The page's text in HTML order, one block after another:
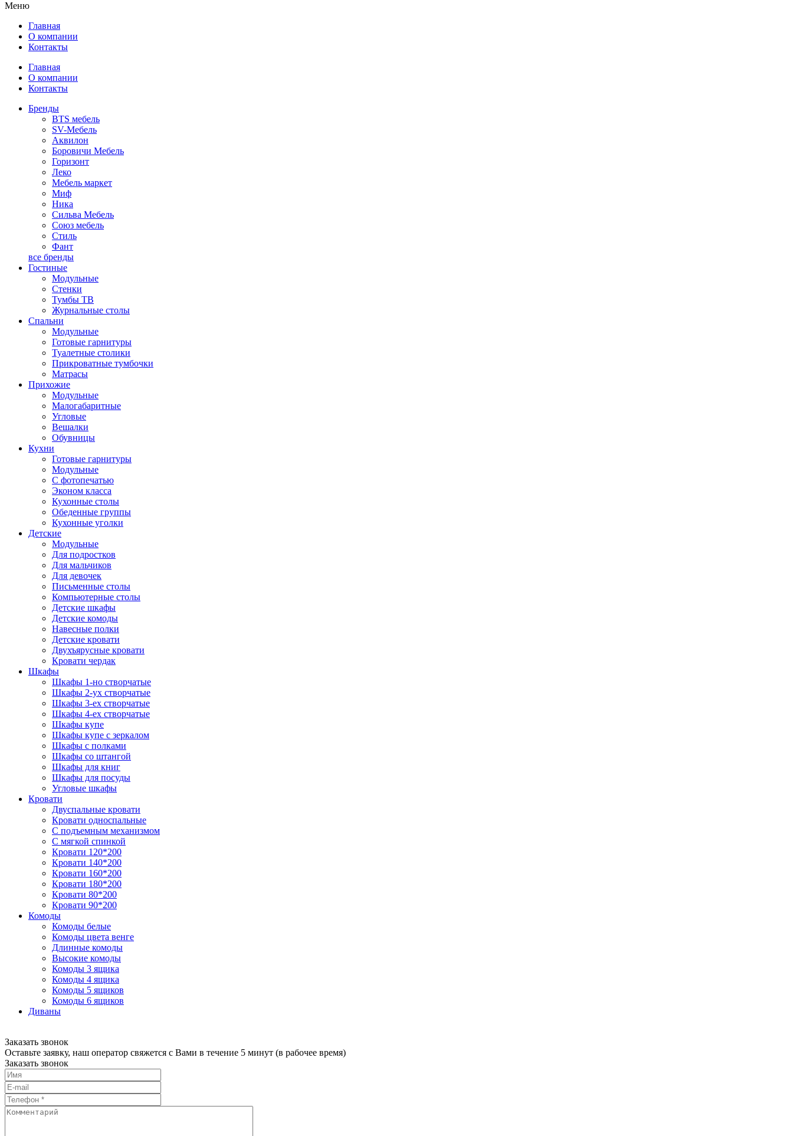
Меню
Главная
О компании
Контакты
Главная
О компании
Контакты
Бренды
BTS мебель
SV-Мебель
Аквилон
Боровичи Мебель
Горизонт
Леко
Мебель маркет
Миф
Ника
Сильва Мебель
Союз мебель
Стиль
Фант
все бренды
Гостиные
Модульные
Стенки
Тумбы ТВ
Журнальные столы
Спальни
Модульные
Готовые гарнитуры
Туалетные столики
Прикроватные тумбочки
Матрасы
Прихожие
Модульные
Малогабаритные
Угловые
Вешалки
Обувницы
Кухни
Готовые гарнитуры
Модульные
С фотопечатью
Эконом класса
Кухонные столы
Обеденные группы
Кухонные уголки
Детские
Модульные
Для подростков
Для мальчиков
Для девочек
Письменные столы
Компьютерные столы
Детские шкафы
Детские комоды
Навесные полки
Детские кровати
Двухъярусные кровати
Кровати чердак
Шкафы
Шкафы 1-но створчатые
Шкафы 2-ух створчатые
Шкафы 3-ех створчатые
Шкафы 4-ех створчатые
Шкафы купе
Шкафы купе с зеркалом
Шкафы с полками
Шкафы со штангой
Шкафы для книг
Шкафы для посуды
Угловые шкафы
Кровати
Двуспальные кровати
Кровати односпальные
С подъемным механизмом
С мягкой спинкой
Кровати 120*200
Кровати 140*200
Кровати 160*200
Кровати 180*200
Кровати 80*200
Кровати 90*200
Комоды
Комоды белые
Комоды цвета венге
Длинные комоды
Высокие комоды
Комоды 3 ящика
Комоды 4 ящика
Комоды 5 ящиков
Комоды 6 ящиков
Диваны
Заказать звонок
Оставьте заявку, наш оператор свяжется с Вами в течение 5 минут (в рабочее время)
Заказать звонок